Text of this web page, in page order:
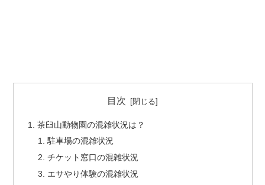
目次
茶臼山動物園の混雑状況は？
駐車場の混雑状況
チケット窓口の混雑状況
エサやり体験の混雑状況